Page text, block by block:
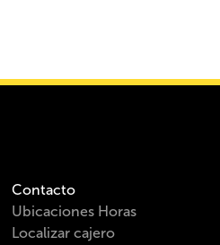
Contacto
Ubicaciones Horas
Localizar cajero